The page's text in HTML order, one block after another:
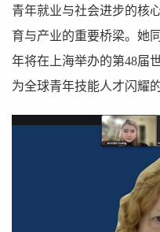
青年就业与社会进步的核
育与产业的重要桥梁。她
年将在上海举办的第48届
为全球青年技能人才闪耀的